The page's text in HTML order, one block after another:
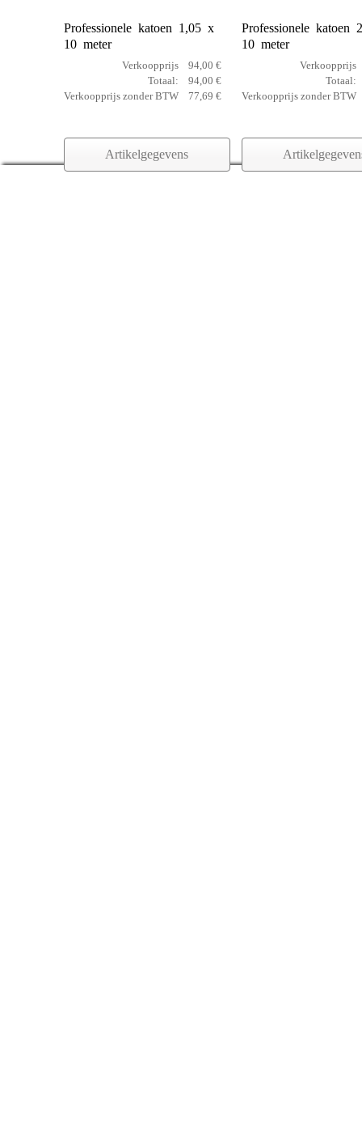
Professionele katoen 1,05 x
10 meter
Verkoopprijs
94,00 €
Totaal:
94,00 €
Verkoopprijs zonder BTW
77,69 €
Artikelgegevens
Professionele katoen
10 meter
Verkoopprijs
Totaal:
Verkoopprijs zonder BTW